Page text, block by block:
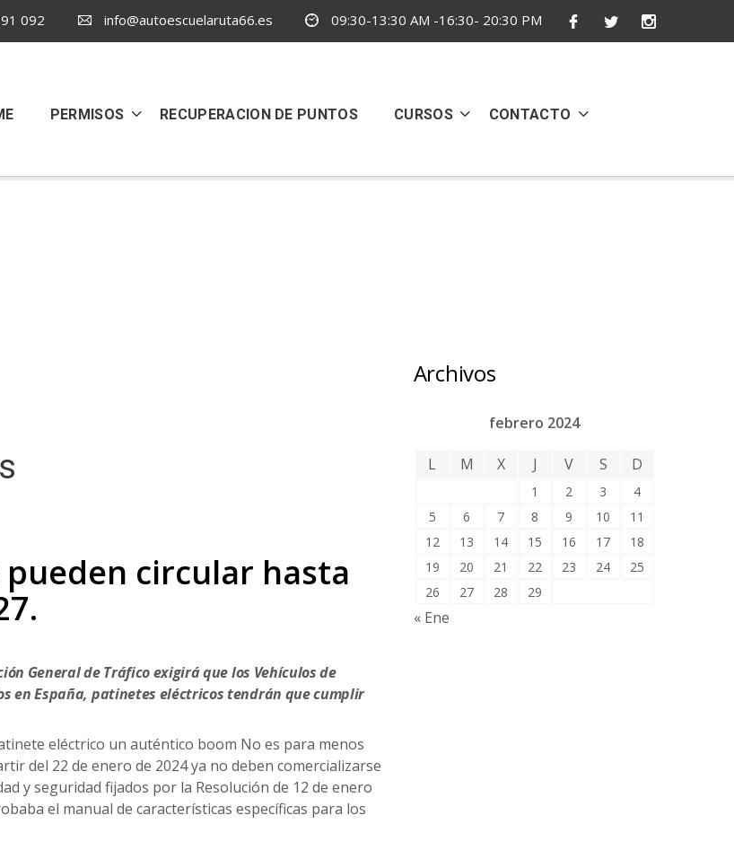
092 info@autoescuelaruta66.es 09:30-13:30 AM -16:30- 20:30 PM
PERMISOS RECUPERACION DE PUNTOS CURSOS CONTACTO
circular hasta
General de Tráfico exigirá que los Vehículos de
en España, patinetes eléctricos tendrán que cumplir
eléctrico un auténtico boom No es para menos
del 22 de enero de 2024 ya no deben comercializarse
y seguridad fijados por la Resolución de 12 de enero
el manual de características específicas para los
Archivos
febrero 2024
L M X J V S D
1 2 3
4
5
6 7 8 9 10
11
12
13 14 15 16 17
18
19
20 21 22 23 24
25
26
27 28 29
« Ene